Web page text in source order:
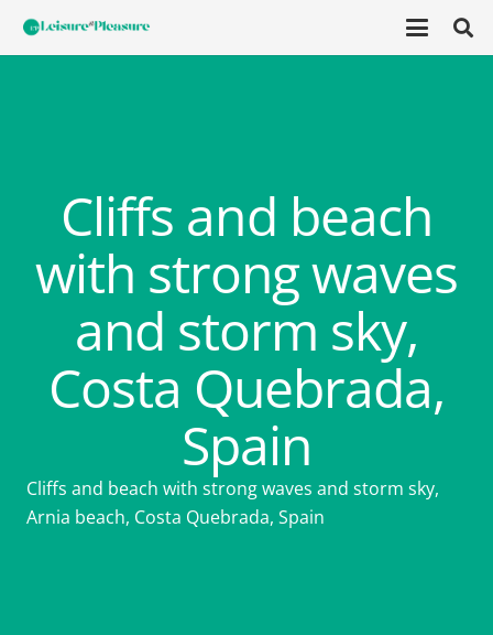
Cliffs and beach
with strong waves
and storm sky,
Costa Quebrada,
Spain
Cliffs and beach with strong waves and storm sky,
Arnia beach, Costa Quebrada, Spain